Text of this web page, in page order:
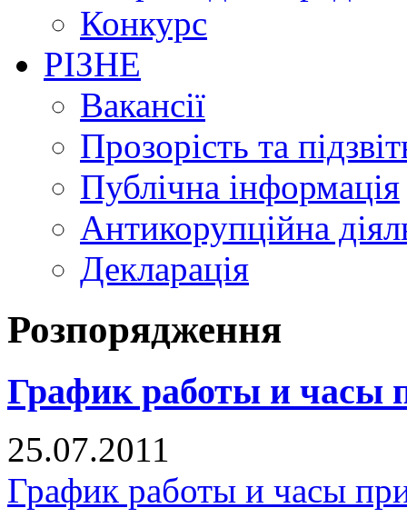
Конкурс
РІЗНЕ
Вакансії
Прозорість та
Публічна інформація
Антикорупційна
Декларація
Розпорядження
График работы и часы
25.07.2011
График работы и часы